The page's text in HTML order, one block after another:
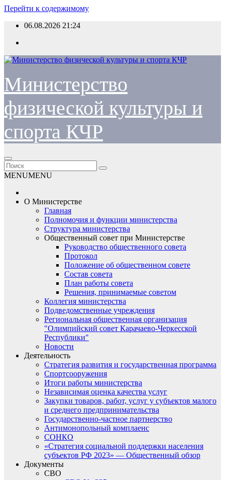
Перейти к содержимому
06.08.2026 21:24
Министерство
физической культуры и
спорта КЧР
MENUMENU
О Министерстве
Главная
Полномочия и функции министерства
Структура министерства
Общественный совет при Министерстве
Руководство общественного совета
Протокол
Положение об общественном совете
Состав совета
План работы совета
Решения, принимаемые советом
Коллегия министерства
Подведомственные учреждения
Региональная общественная организация
"Олимпийский совет Карачаево-Черкесской
Республики"
Новости
Деятельность
Стратегия развития и государственная программа
Спортсооружения
Итоги работы министерства
Независимая оценка качества услуг
Закупки товаров, работ, услуг у субъектов малого
и среднего предпринимательства
Государственно-частное партнерство
Антимонопольный комплаенс
СОНКО
«Стратегия социальной поддержки населения
субъектов РФ 2023» — Общественный обзор
Документы
СВО